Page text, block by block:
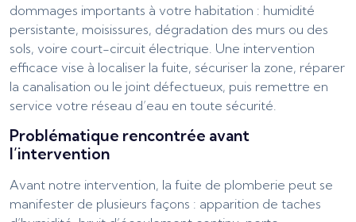
dommages importants à votre habitation : humidité
persistante, moisissures, dégradation des murs ou des
sols, voire court-circuit électrique. Une intervention
efficace vise à localiser la fuite, sécuriser la zone, réparer
la canalisation ou le joint défectueux, puis remettre en
service votre réseau d’eau en toute sécurité.
Problématique rencontrée avant
l’intervention
Avant notre intervention, la fuite de plomberie peut se
manifester de plusieurs façons : apparition de taches